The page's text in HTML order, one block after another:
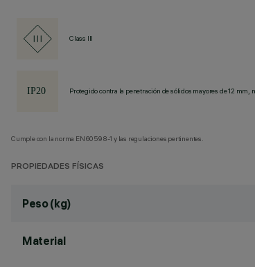
Class III
Protegido contra la penetración de sólidos mayores de 12
Cumple con la norma EN60598-1 y las regulaciones pertinentes.
PROPIEDADES FÍSICAS
Peso (kg)
Material